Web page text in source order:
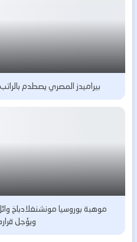
بيراميدز المصري يصطدم
موهبة بوروسيا مونشنغلادباخ
ويؤجل